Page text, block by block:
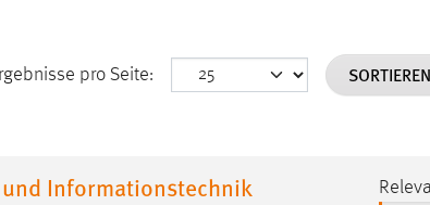
pro Seite:
Informationstechnik